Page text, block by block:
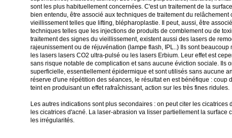
sont les plus habituellement concernées. C'est un traitement de la
bien entendu, être associé aux techniques de traitement du relâchement
vieillissement telles que lifting, blépharoplastie. Il peut, aussi, être
techniques telles que les injections de produits de comblement ou de
traitement des signes du vieillissement, existent aussi des lasers de
rajeunissement ou de réjuvénation (lampe flash, IPL..) Ils sont beaucoup
les lasers lasers CO2 ultra-pulsé ou les lasers Erbium. Leur effet est
sans risque notable de complication et sans aucune éviction sociale. Ils
superficielle, essentiellement épidermique et sont utilisés sans aucune
réserve d'une répétition des séances, le résultat en est bénéfique : coup
teint en produisant un effet rafraîchissant, action sur les très fines ridules.
Les autres indications sont plus secondaires : on peut citer les cicatrices
les cicatrices d'acné. La laser-abrasion va lisser partiellement la surface
les irrégularités.